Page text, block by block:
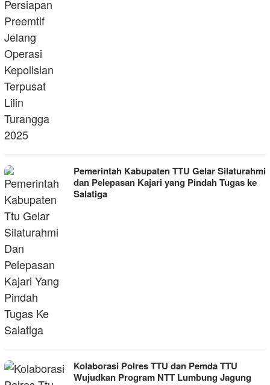
Pemerintah Kabupaten TTU Gelar Silaturahmi
dan Pelepasan Kajari yang Pindah Tugas ke
Salatiga
Kolaborasi Polres TTU dan Pemda TTU
Wujudkan Program NTT Lumbung Jagung